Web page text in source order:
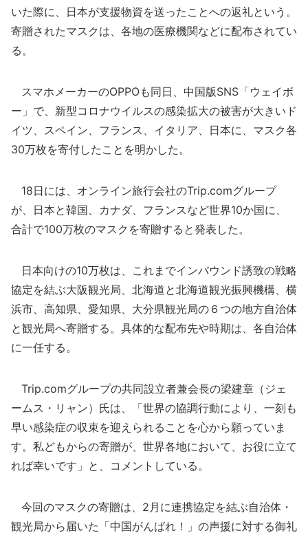
いた際に、日本が支援物資を送ったことへの返礼という。
寄贈されたマスクは、各地の医療機関などに配布されてい
る。
スマホメーカーのOPPOも同日、中国版SNS「ウェイボ
ー」で、新型コロナウイルスの感染拡大の被害が大きいド
イツ、スペイン、フランス、イタリア、日本に、マスク各
30万枚を寄付したことを明かした。
18日には、オンライン旅行会社のTrip.comグループ
が、日本と韓国、カナダ、フランスなど世界10か国に、
合計で100万枚のマスクを寄贈すると発表した。
日本向けの10万枚は、これまでインバウンド誘致の戦略
協定を結ぶ大阪観光局、北海道と北海道観光振興機構、横
浜市、高知県、愛知県、大分県観光局の６つの地方自治体
と観光局へ寄贈する。具体的な配布先や時期は、各自治体
に一任する。
Trip.comグループの共同設立者兼会長の梁建章（ジェ
ームス・リャン）氏は、「世界の協調行動により、一刻も
早い感染症の収束を迎えられることを心から願っていま
す。私どもからの寄贈が、世界各地において、お役に立て
れば幸いです」と、コメントしている。
今回のマスクの寄贈は、2月に連携協定を結ぶ自治体・
観光局から届いた「中国がんばれ！」の声援に対する御礼